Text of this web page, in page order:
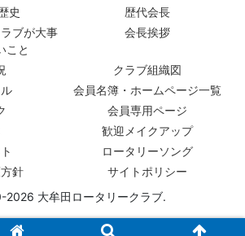
史
歴代会長
ブが大事
こと
会長挨拶
クラブ組織図
会員名簿・ホームページ一覧
会員専用ページ
歓迎メイクアップ
ロータリーソング
針
サイトポリシー
大牟田ロータリークラブ.